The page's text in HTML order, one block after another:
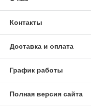
Контакты
Доставка и оплата
График работы
Полная версия сайта